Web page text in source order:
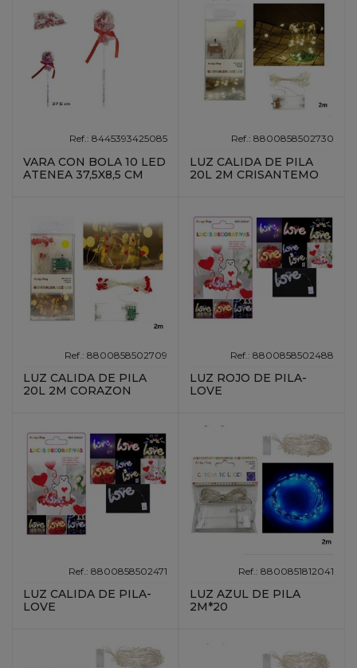
Ref.: 8445393425085
VARA CON BOLA 10 LED
ATENEA 37,5X8,5 CM
Ref.: 8800858502730
LUZ CALIDA DE PILA
20L 2M CRISANTEMO
Ref.: 8800858502709
LUZ CALIDA DE PILA
20L 2M CORAZON
Ref.: 8800858502488
LUZ ROJO DE PILA-
LOVE
Ref.: 8800858502471
LUZ CALIDA DE PILA-
LOVE
Ref.: 8800851812041
LUZ AZUL DE PILA
2M*20